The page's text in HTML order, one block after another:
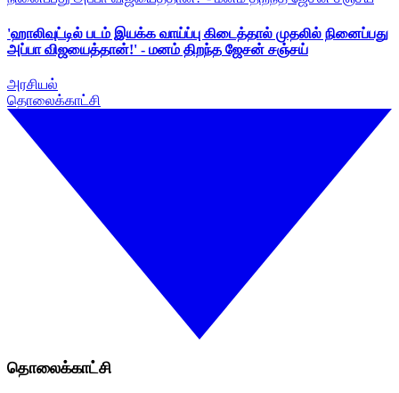
'ஹாலிவுட்டில் படம் இயக்க வாய்ப்பு கிடைத்தால் முதலில் நினைப்பது
அப்பா விஜயைத்தான்!' - மனம் திறந்த ஜேசன் சஞ்சய்
அரசியல்
தொலைக்காட்சி
தொலைக்காட்சி